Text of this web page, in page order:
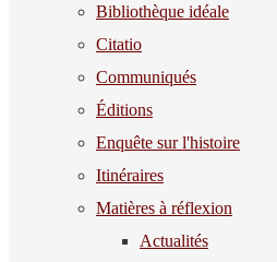
Bibliothèque idéale
Citatio
Communiqués
Éditions
Enquête sur l'histoire
Itinéraires
Matières à réflexion
Actualités